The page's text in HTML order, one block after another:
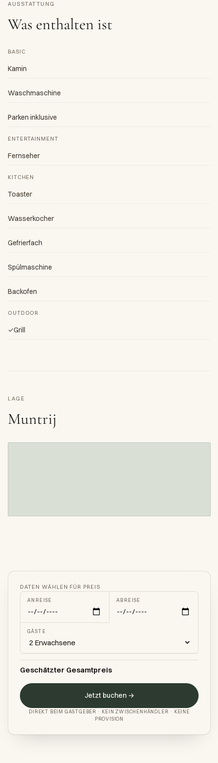
AUSSTATTUNG
Was enthalten ist
BASIC
Kamin
Waschmaschine
Parken inklusive
ENTERTAINMENT
Fernseher
KITCHEN
Toaster
Wasserkocher
Gefrierfach
Spülmaschine
Backofen
OUTDOOR
✓Grill
LAGE
Muntrij
DATEN WÄHLEN FÜR PREIS
ANREISE ABREISE
GÄSTE
Geschätzter Gesamtpreis
Jetzt buchen →
DIREKT BEIM GASTGEBER · KEIN ZWISCHENHÄNDLER · KEINE
PROVISION